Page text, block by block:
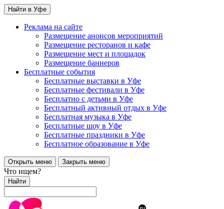
Найти в Уфе
Реклама на сайте
Размещение анонсов мероприятий
Размещение ресторанов и кафе
Размещение мест и площадок
Размещение баннеров
Бесплатные события
Бесплатные выставки в Уфе
Бесплатные фестивали в Уфе
Бесплатно с детьми в Уфе
Бесплатный активный отдых в Уфе
Бесплатная музыка в Уфе
Бесплатные шоу в Уфе
Бесплатные праздники в Уфе
Бесплатное образование в Уфе
Открыть меню Закрыть меню
Что ищем?
Найти